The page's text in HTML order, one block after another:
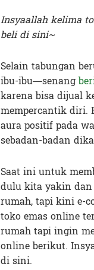
Insyaallah kelima
beli di sini~
Selain tabungan
ibu-ibu—senang
karena bisa dijual
mempercantik diri.
aura positif pada
sebadan-badan
Saat ini untuk
dulu kita yakin dan
rumah, tapi kini e-
toko emas online
rumah tapi ingin
online berikut.
di sini.